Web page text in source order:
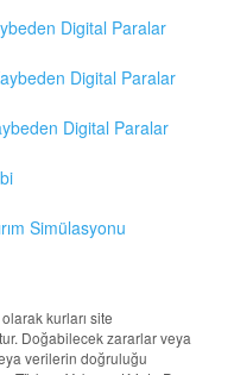
Digital Paralar
Digital Paralar
Digital Paralar
Simülasyonu
kurları site
Doğabilecek zararlar veya
verilerin doğruluğu